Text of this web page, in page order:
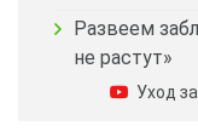
Развеем
не растут»
Уход